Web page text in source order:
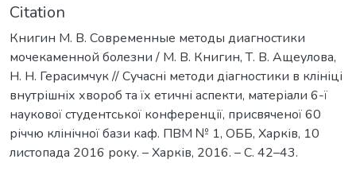
Citation
Книгин М. В. Современные методы диагностики
мочекаменной болезни / М. В. Книгин, Т. В. Ащеулова,
Н. Н. Герасимчук // Сучасні методи діагностики в клініці
внутрішніх хвороб та їх етичні аспекти, матеріали 6-ї
наукової студентської конференції, присвяченої 60
річчю клінічної бази каф. ПВМ № 1, ОББ, Харків, 10
листопада 2016 року. – Харків, 2016. – С. 42–43.